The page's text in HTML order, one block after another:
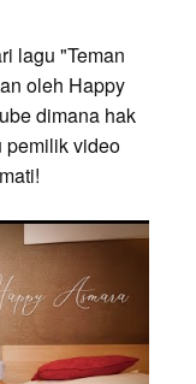
lagu "Teman
oleh Happy
dimana hak
pemilik video